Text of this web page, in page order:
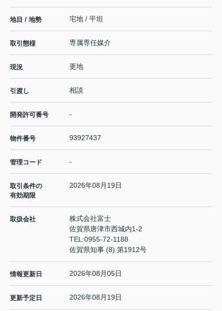
地目 / 地勢 宅地 / 平坦
取引態様 専属専任媒介
現況 更地
引渡し 相談
開発許可番号 -
物件番号 93927437
管理コード -
取引条件の
有効期限
2026年08月19日
取扱会社
株式会社富士
佐賀県唐津市西城内1-2
TEL:0955-72-1188
佐賀県知事 (8) 第1912号
情報更新日 2026年08月05日
更新予定日 2026年08月19日